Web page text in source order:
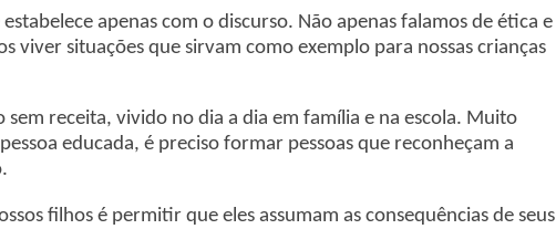
apenas com o discurso. Não apenas falamos de ética e
viver situações que sirvam como exemplo para nossas crianças
sem receita, vivido no dia a dia em família e na escola. Muito
educada, é preciso formar pessoas que reconheçam a
filhos é permitir que eles assumam as consequências de seus